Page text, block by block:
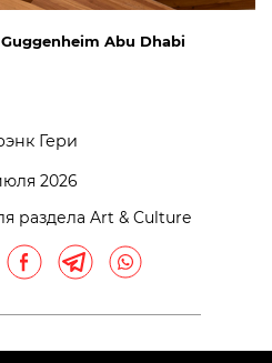
Abu Dhabi
Гери
2026
раздела Art & Culture